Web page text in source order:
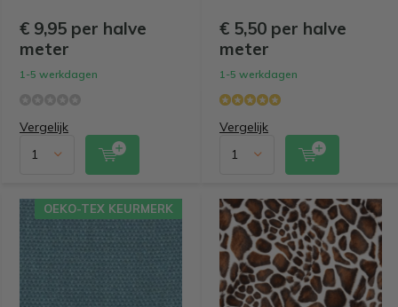
€ 9,95 per halve
meter
1-5 werkdagen
Vergelijk
€ 5,50 per halve
meter
1-5 werkdagen
Vergelijk
OEKO-TEX KEURMERK